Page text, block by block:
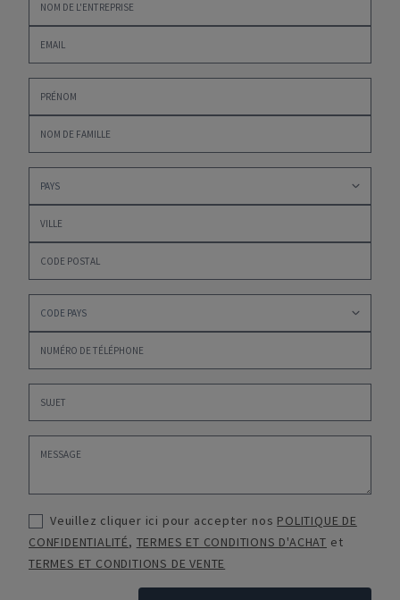
Veuillez cliquer ici pour accepter nos POLITIQUE DE
CONFIDENTIALITÉ, TERMES ET CONDITIONS D'ACHAT et
TERMES ET CONDITIONS DE VENTE